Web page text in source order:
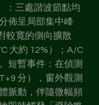
：三處諧波節點均
佈呈局部集中峰
較寬的側向擴散
大約 12%）；A/C
短暫事件：在偵測
分），窗外觀測
脈動，伴隨微幅頻